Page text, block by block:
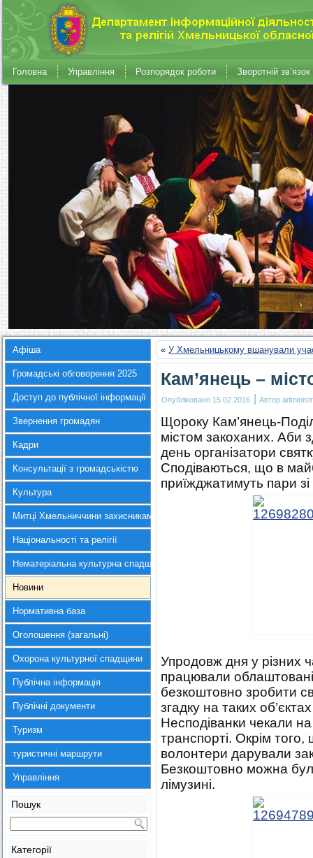
Головна Управління Розпорядок роботи Зворотній зв’язок
Афіша
Громадські обговорення 2025
Доступ до публічної інформації
Звернення громадян
Кадри
Консультації з громадськістю
Культура
Митці Хмельниччини захисникам України
Національності та релігії
Нематеріальна культурна спадщина
Новини
Нормативна база
Оголошення (загальні)
Охорона культурної спадщини
Публічна інформація
Публічні документи
Туризм
туристичні маршрути
Управління
Пошук
Категорії
« У Хмельницькому вшанували
Кам’янець –
Опубліковано 15.02.2016 | Автор
Щороку Кам’янець-
містом закоханих. Аби
день організатори
Сподіваються, що в
приїжджатимуть пари зі
Упродовж дня у різних
працювали
безкоштовно зробити
згадку на таких
Несподіванки чекали
транспорті. Окрім
волонтери дарували
Безкоштовно можна
лімузині.